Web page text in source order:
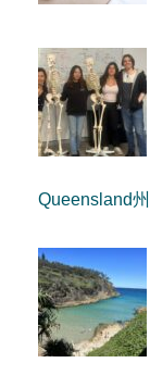
Queensland